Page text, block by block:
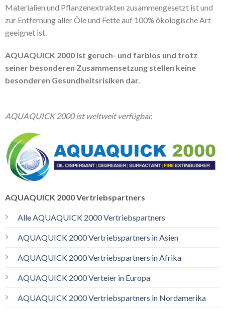
Materialien und Pflanzenextrakten zusammengesetzt ist und
zur Entfernung aller Öle und Fette auf 100% ökologische Art
geeignet ist.
AQUAQUICK 2000 ist geruch- und farblos und trotz
seiner besonderen Zusammensetzung stellen keine
besonderen Gesundheitsrisiken dar.
AQUAQUICK 2000 ist weltweit verfügbar.
AQUAQUICK 2000 Vertriebspartners
Alle AQUAQUICK 2000 Vertriebspartners
AQUAQUICK 2000 Vertriebspartners in Asien
AQUAQUICK 2000 Vertriebspartners in Afrika
AQUAQUICK 2000 Verteier in Europa
AQUAQUICK 2000 Vertriebspartners in Nordamerika